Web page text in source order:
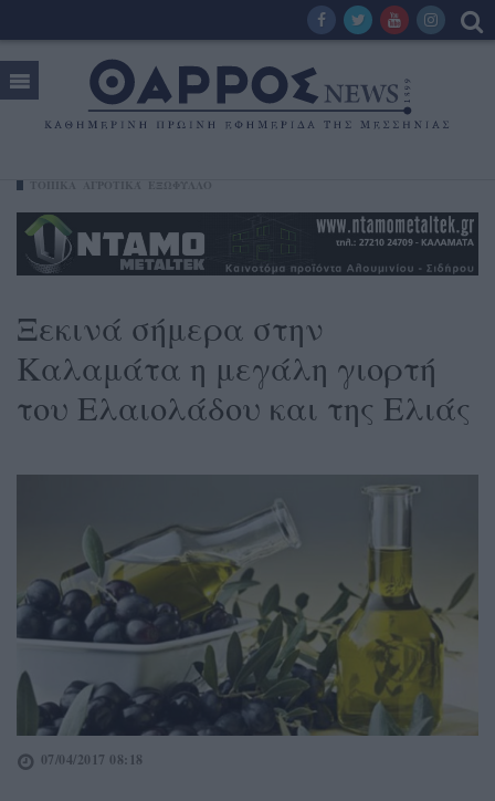
Ξεκινά σήμερα στην
Καλαμάτα η μεγάλη γιορτή
του Ελαιολάδου και της Ελιάς
07/04/2017 08:18